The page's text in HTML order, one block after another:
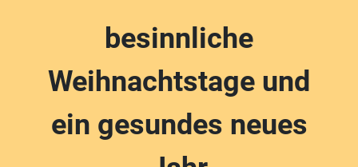
besinnliche
Weihnachtstage und
ein gesundes neues